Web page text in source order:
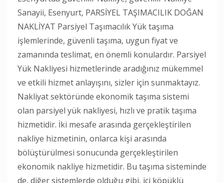
Sanayii, Esenyurt, PARSİYEL TAŞIMACILIK DOĞAN
NAKLİYAT Parsiyel Taşımacılık Yük taşıma
işlemlerinde, güvenli taşıma, uygun fiyat ve
zamanında teslimat, en önemli konulardır. Parsiyel
Yük Nakliyesi hizmetlerinde aradığınız mükemmel
ve etkili hizmet anlayışını, sizler için sunmaktayız.
Nakliyat sektöründe ekonomik taşıma sistemi
olan parsiyel yük nakliyesi, hızlı ve pratik taşıma
hizmetidir. İki mesafe arasında gerçekleştirilen
nakliye hizmetinin, onlarca kişi arasında
bölüştürülmesi sonucunda gerçekleştirilen
ekonomik nakliye hizmetidir. Bu taşıma sisteminde
de, diğer sistemlerde olduğu gibi, içi köpüklü